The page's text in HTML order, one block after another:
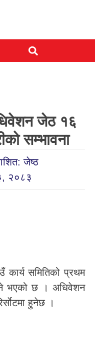
जेठ १६
सम्भावना
जेष्ठ
२०८३
कार्य समितिको प्रथम
भएको छ । अधिवेशन
हुनेछ ।